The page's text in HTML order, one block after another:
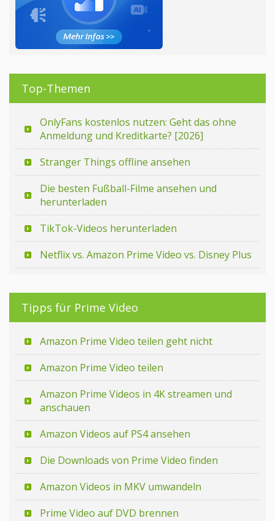
Top-Themen
OnlyFans kostenlos nutzen: Geht das ohne
Anmeldung und Kreditkarte? [2026]
Stranger Things offline ansehen
Die besten Fußball-Filme ansehen und
herunterladen
TikTok-Videos herunterladen
Netflix vs. Amazon Prime Video vs. Disney Plus
Tipps für Prime Video
Amazon Prime Video teilen geht nicht
Amazon Prime Video teilen
Amazon Prime Videos in 4K streamen und
anschauen
Amazon Videos auf PS4 ansehen
Die Downloads von Prime Video finden
Amazon Videos in MKV umwandeln
Prime Video auf DVD brennen